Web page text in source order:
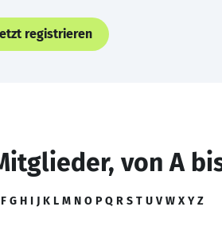
registrieren
von A
F G H I J K L M N O P Q R S T U V W X Y Z